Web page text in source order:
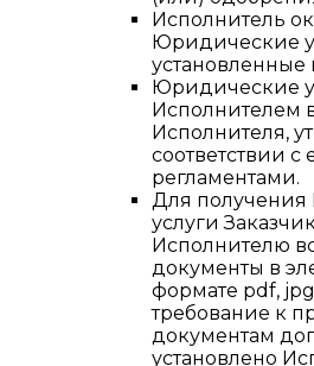
Исполнитель
Юридические
установленные
Юридические
Исполнителем
Исполнителя,
соответствии
регламентами.
Для
услуги
Исполнителю
документы в
формате pdf,
требование к
документам
установлено